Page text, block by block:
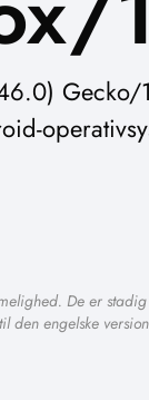
De er
til den engelske